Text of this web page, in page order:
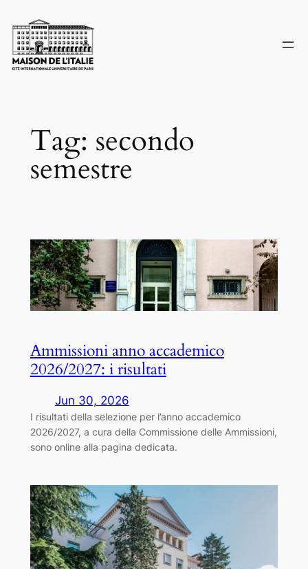
to
content
Tag: secondo
semestre
Ammissioni anno accademico
2026/2027: i risultati
Jun 30, 2026
I risultati della selezione per l’anno accademico
2026/2027, a cura della Commissione delle Ammissioni,
sono online alla pagina dedicata.